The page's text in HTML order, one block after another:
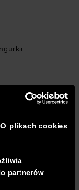
O plikach cookies
partnerów